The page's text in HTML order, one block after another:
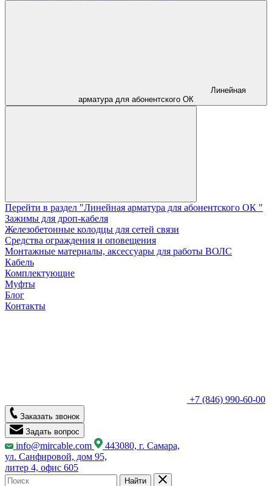
Линейная
арматура для абонентского ОК
Перейти в раздел "Линейная арматура для абонентского ОК "
Зажимы для дроп-кабеля
Железобетонные колодцы для сетей связи
Средства ограждения и оповещения
Монтажные материалы, аксессуары для работы ВОЛС
Кабель
Комплектующие
Муфты
Блог
Контакты
+7 (846) 990-60-00
Заказать звонок
Задать вопрос
info@mircable.com
443080, г. Самара,
ул. Санфировой, дом 95,
литер 4, офис 605
Найти